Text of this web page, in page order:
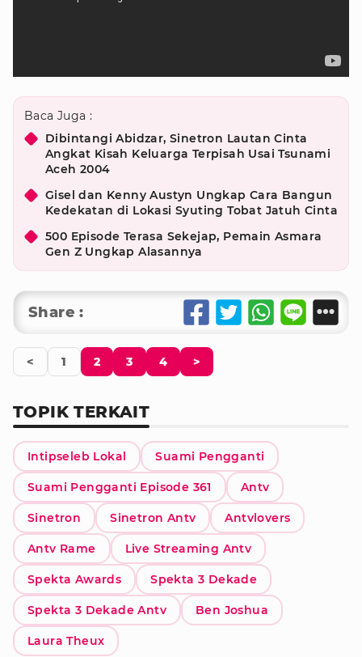
Baca Juga :
Dibintangi Abidzar, Sinetron Lautan Cinta
Angkat Kisah Keluarga Terpisah Usai Tsunami
Aceh 2004
Gisel dan Kenny Austyn Ungkap Cara Bangun
Kedekatan di Lokasi Syuting Tobat Jatuh Cinta
500 Episode Terasa Sekejap, Pemain Asmara
Gen Z Ungkap Alasannya
Share :
< 1 2 3 4 >
TOPIK TERKAIT
Intipseleb Lokal Suami Pengganti
Suami Pengganti Episode 361 Antv
Sinetron Sinetron Antv Antvlovers
Antv Rame Live Streaming Antv
Spekta Awards Spekta 3 Dekade
Spekta 3 Dekade Antv Ben Joshua
Laura Theux